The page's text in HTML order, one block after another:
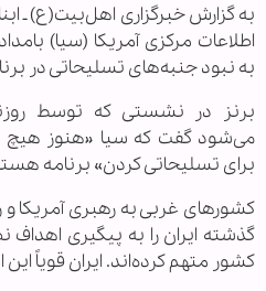
به گزارش خبرگزاری اهل‌بیت(ع) ـ
به نبود جنبه‌های تسلیحاتی در
برنز در نشستی که توسط
می‌شود گفت که سیا «هنوز هیچ
برای تسلیحاتی کردن» برنامه
کشورهای غربی به رهبری آمریکا
گذشته ایران را به پیگیری
کشور متهم کرده‌اند. ایران قویاً این